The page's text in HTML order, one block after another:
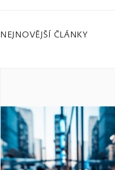
NEJNOVĚJŠÍ ČLÁNKY